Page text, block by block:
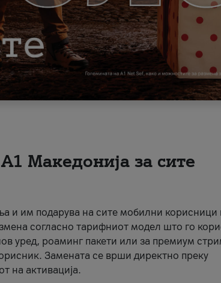
Македонија за сите
и им подарува на сите мобилни корисници
согласно тарифниот модел што го
уред, роаминг пакети или за премиум
Замената се врши директно преку
на активација.